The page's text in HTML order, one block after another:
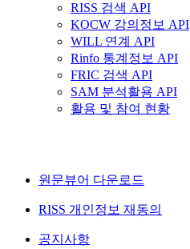
RISS 검색 API
KOCW 강의정보 API
WILL 연계 API
Rinfo 통계정보 API
FRIC 검색 API
SAM 분석활용 API
활용 및 참여 현황
원문뷰어 다운로드
RISS 개인정보 재동의
공지사항